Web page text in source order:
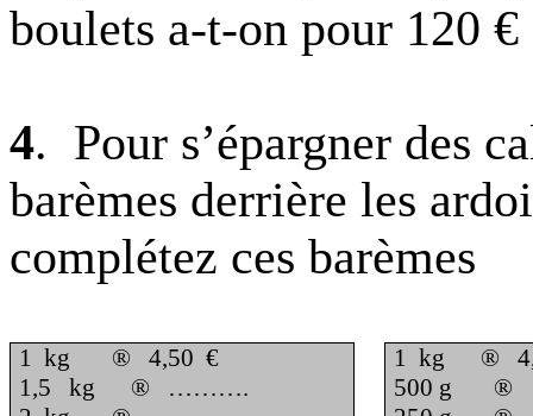
boulets a-t-on pour 120 €
4. Pour s’épargner des
barèmes derrière les
complétez ces barèmes
1 kg ® 4,50 € 1 kg ®
1,5
kg ® ………. 500 g ®